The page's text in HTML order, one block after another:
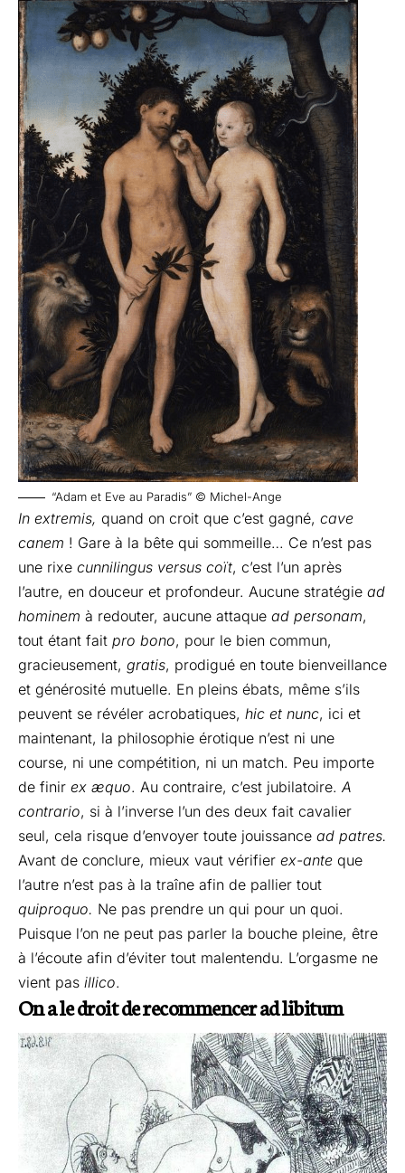
“Adam et Eve au Paradis” © Michel-Ange
In extremis, quand on croit que c’est gagné, cave
canem ! Gare à la bête qui sommeille… Ce n’est pas
une rixe cunnilingus versus coït, c’est l’un après
l’autre, en douceur et profondeur. Aucune stratégie ad
hominem à redouter, aucune attaque ad personam,
tout étant fait pro bono, pour le bien commun,
gracieusement, gratis, prodigué en toute bienveillance
et générosité mutuelle. En pleins ébats, même s’ils
peuvent se révéler acrobatiques, hic et nunc, ici et
maintenant, la philosophie érotique n’est ni une
course, ni une compétition, ni un match. Peu importe
de finir ex æquo. Au contraire, c’est jubilatoire. A
contrario, si à l’inverse l’un des deux fait cavalier
seul, cela risque d’envoyer toute jouissance ad patres.
Avant de conclure, mieux vaut vérifier ex-ante que
l’autre n’est pas à la traîne afin de pallier tout
quiproquo. Ne pas prendre un qui pour un quoi.
Puisque l’on ne peut pas parler la bouche pleine, être
à l’écoute afin d’éviter tout malentendu. L’orgasme ne
vient pas illico.
On a le droit de recommencer ad libitum